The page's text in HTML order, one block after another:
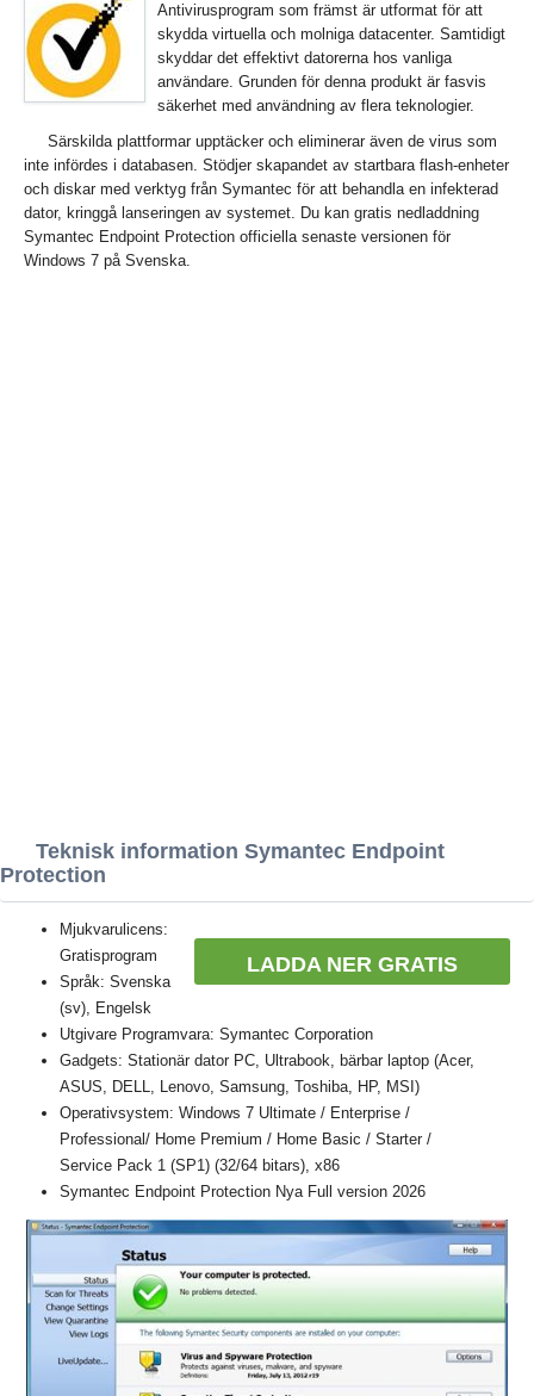
Antivirusprogram som främst är utformat för att
skydda virtuella och molniga datacenter. Samtidigt
skyddar det effektivt datorerna hos vanliga
användare. Grunden för denna produkt är fasvis
säkerhet med användning av flera teknologier.
Särskilda plattformar upptäcker och eliminerar även de virus som
inte infördes i databasen. Stödjer skapandet av startbara flash-enheter
och diskar med verktyg från Symantec för att behandla en infekterad
dator, kringgå lanseringen av systemet. Du kan gratis nedladdning
Symantec Endpoint Protection officiella senaste versionen för
Windows 7 på Svenska.
Teknisk information Symantec Endpoint
Protection
LADDA NER GRATIS
Mjukvarulicens:
Gratisprogram
Språk: Svenska
(sv), Engelsk
Utgivare Programvara: Symantec Corporation
Gadgets: Stationär dator PC, Ultrabook, bärbar laptop (Acer,
ASUS, DELL, Lenovo, Samsung, Toshiba, HP, MSI)
Operativsystem: Windows 7 Ultimate / Enterprise /
Professional/ Home Premium / Home Basic / Starter /
Service Pack 1 (SP1) (32/64 bitars), x86
Symantec Endpoint Protection Nya Full version 2026